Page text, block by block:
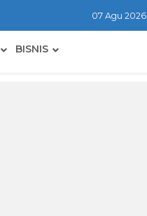
07 Agu 2026
BISNIS